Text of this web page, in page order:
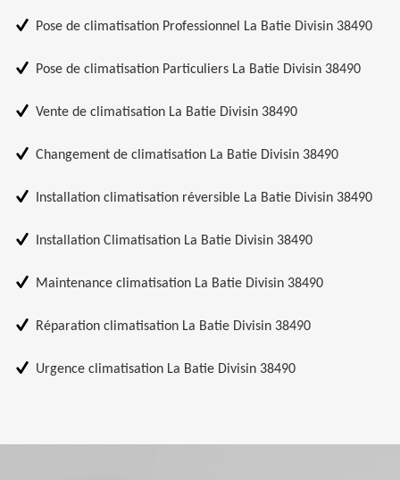
Pose de climatisation Professionnel La Batie Divisin 38490
Pose de climatisation Particuliers La Batie Divisin 38490
Vente de climatisation La Batie Divisin 38490
Changement de climatisation La Batie Divisin 38490
Installation climatisation réversible La Batie Divisin 38490
Installation Climatisation La Batie Divisin 38490
Maintenance climatisation La Batie Divisin 38490
Réparation climatisation La Batie Divisin 38490
Urgence climatisation La Batie Divisin 38490